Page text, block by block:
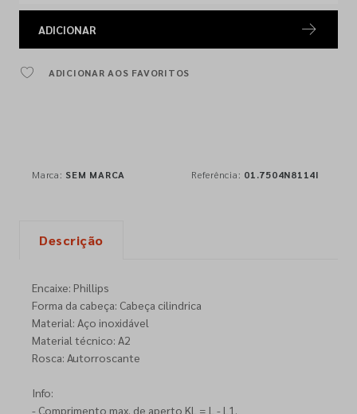
ADICIONAR
ADICIONAR AOS FAVORITOS
Marca: SEM MARCA Referência: 01.7504N8114I
Descrição
Encaixe: Phillips
Forma da cabeça: Cabeça cilindrica
Material: Aço inoxidável
Material técnico: A2
Rosca: Autorroscante
Info:
- Comprimento max. de aperto KL = L - L1.